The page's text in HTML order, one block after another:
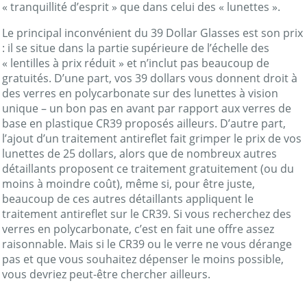
« tranquillité d’esprit » que dans celui des « lunettes ».
Le principal inconvénient du 39 Dollar Glasses est son prix
: il se situe dans la partie supérieure de l’échelle des
« lentilles à prix réduit » et n’inclut pas beaucoup de
gratuités. D’une part, vos 39 dollars vous donnent droit à
des verres en polycarbonate sur des lunettes à vision
unique – un bon pas en avant par rapport aux verres de
base en plastique CR39 proposés ailleurs. D’autre part,
l’ajout d’un traitement antireflet fait grimper le prix de vos
lunettes de 25 dollars, alors que de nombreux autres
détaillants proposent ce traitement gratuitement (ou du
moins à moindre coût), même si, pour être juste,
beaucoup de ces autres détaillants appliquent le
traitement antireflet sur le CR39. Si vous recherchez des
verres en polycarbonate, c’est en fait une offre assez
raisonnable. Mais si le CR39 ou le verre ne vous dérange
pas et que vous souhaitez dépenser le moins possible,
vous devriez peut-être chercher ailleurs.